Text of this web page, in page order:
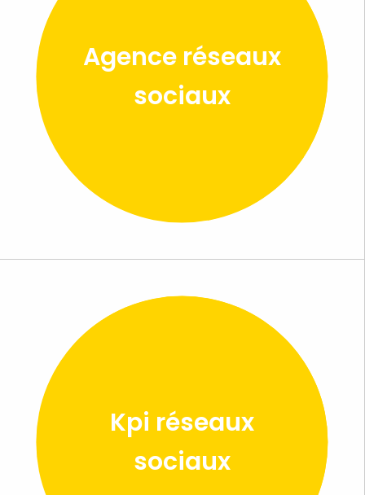
Agence réseaux
sociaux
Kpi réseaux
sociaux